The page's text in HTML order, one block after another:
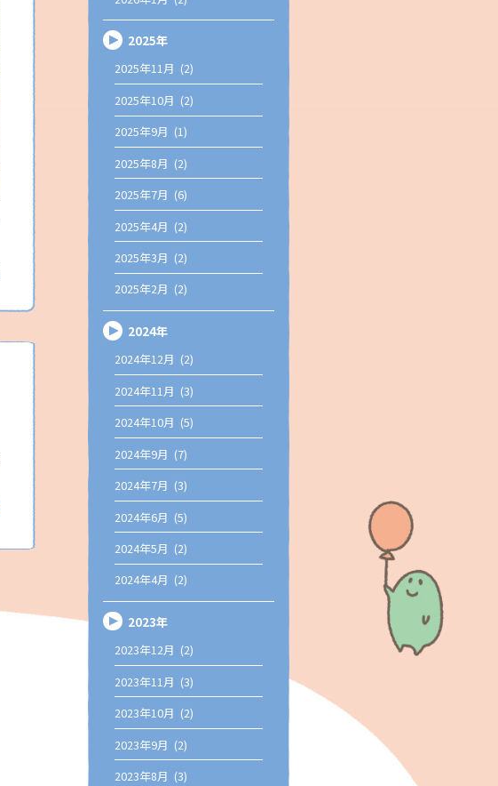
2025年
2025年11月 (2)
2025年10月 (2)
2025年9月 (1)
2025年8月 (2)
2025年7月 (6)
2025年4月 (2)
2025年3月 (2)
2025年2月 (2)
2024年
2024年12月 (2)
2024年11月 (3)
2024年10月 (5)
2024年9月 (7)
2024年7月 (3)
2024年6月 (5)
2024年5月 (2)
2024年4月 (2)
2023年
2023年12月 (2)
2023年11月 (3)
2023年10月 (2)
2023年9月 (2)
2023年8月 (3)